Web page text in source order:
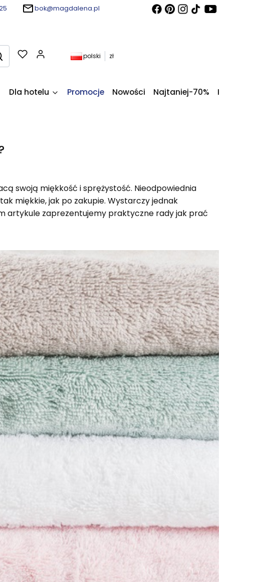
bok@magdalena.pl
Produkty w koszyku: 0. Zobacz szczegóły
polski zł
Dla hotelu Promocje Nowości Najtaniej-70% Kupony
swoją miękkość i sprężystość. Nieodpowiednia
miękkie, jak po zakupie. Wystarczy jednak
artykule zaprezentujemy praktyczne rady jak prać